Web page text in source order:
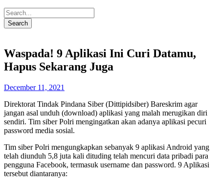
Waspada! 9 Aplikasi Ini Curi Datamu,
Hapus Sekarang Juga
December 11, 2021
Direktorat Tindak Pindana Siber (Dittipidsiber) Bareskrim agar
jangan asal unduh (download) aplikasi yang malah merugikan diri
sendiri. Tim siber Polri mengingatkan akan adanya aplikasi pecuri
password media sosial.
Tim siber Polri mengungkapkan sebanyak 9 aplikasi Android yang
telah diunduh 5,8 juta kali dituding telah mencuri data pribadi para
pengguna Facebook, termasuk username dan password. 9 Aplikasi
tersebut diantaranya: